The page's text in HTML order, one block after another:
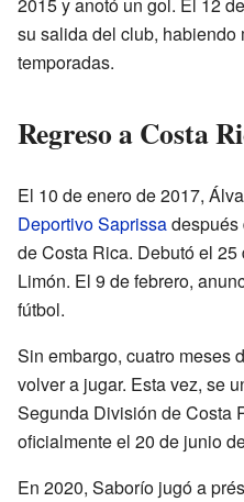
2015 y anotó un gol. El 12
su salida del club, habiendo
temporadas.
Regreso a Costa
El 10 de enero de 2017,
Deportivo Saprissadespués
de Costa Rica. Debutó el
Limón. El 9 de febrero,
fútbol.
Sin embargo, cuatro meses
volver a jugar. Esta vez, se
Segunda División de Costa
oficialmente el 20 de junio
En 2020, Saborío jugó a